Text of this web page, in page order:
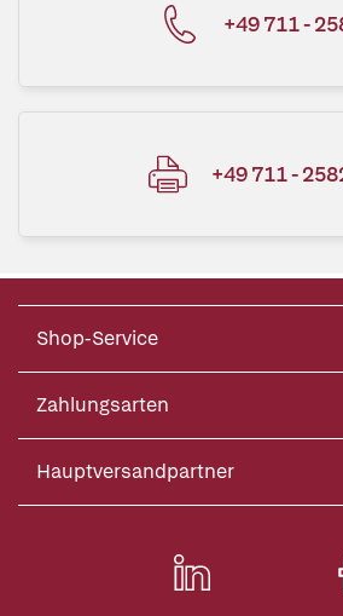
+49 711 -
+49 711 -
Shop-Service
Zahlungsarten
Hauptversandpartner